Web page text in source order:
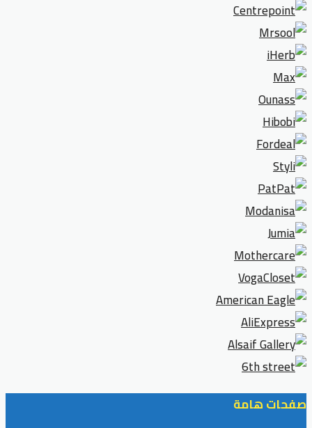
صفحات هامة